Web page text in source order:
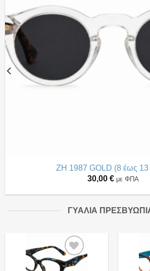
ZH 1987 GOLD (8 έως 13
30,00 € με ΦΠΑ
ΓΥΑΛΙΑ
Πρόσθήκη